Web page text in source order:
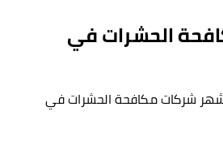
الحشرات في
شركات مكافحة الحشرات في